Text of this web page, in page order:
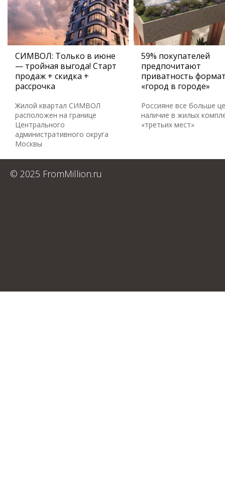
СИМВОЛ: Только в июне
— тройная выгода! Старт
продаж + скидка +
рассрочка
Жилой квартал СИМВОЛ
расположен на границе
Центрального
административного округа
Москвы
59% покупателей
предпочитают
приватность
«город в городе»
Россияне все больше
наличие в жилых
«третьих мест»
© 2025 FromMillion.ru